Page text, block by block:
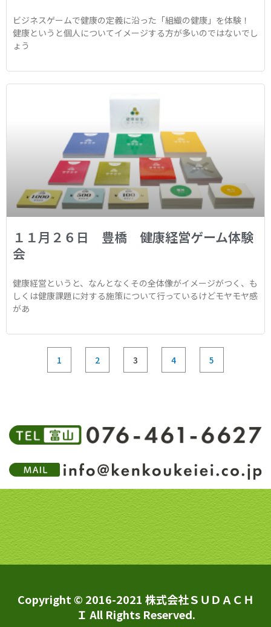
ビジネスゲームで健康の定義に沿った「組織の健康」を体験！
健康というと個人についてイメージする方が多いのではないでし
ょう
１１月２６日 豊橋 健康経営ゲーム体験
会
健康経営というと、なんとなくその全体像がイメージがつく、も
しくは健康課題に対する施策について行っているけどモヤモヤ感
があ
1 2 3 4 5
Copyright © 2016-2021 株式会社ＳＵＤＡＣＨ
Ｉ All Rights Reserved.